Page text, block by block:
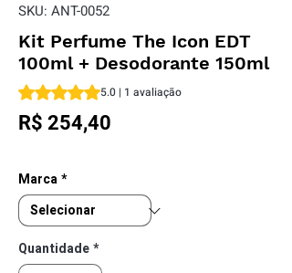
SKU: ANT-0052
Kit Perfume The Icon EDT
100ml + Desodorante 150ml
A classificação é 5.0 de 5 estrelas com
5.0 | 1 avaliação
R$ 254,40
Marca*
Quantidade*